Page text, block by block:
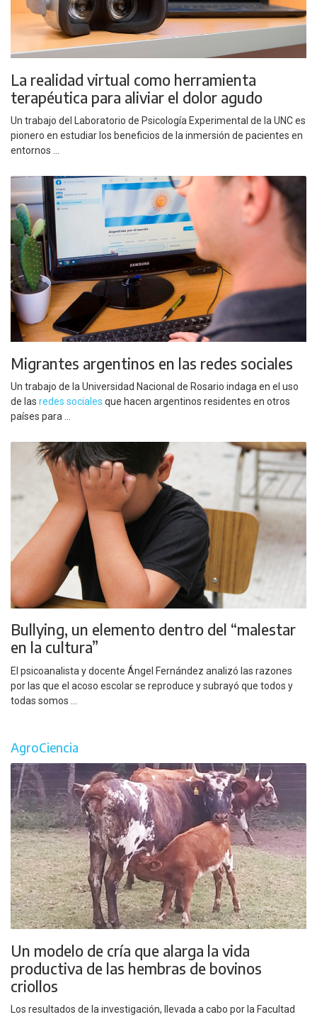
La realidad virtual como herramienta
terapéutica para aliviar el dolor agudo
Un trabajo del Laboratorio de Psicología Experimental de la UNC es
pionero en estudiar los beneficios de la inmersión de pacientes en
entornos ...
Migrantes argentinos en las redes sociales
Un trabajo de la Universidad Nacional de Rosario indaga en el uso
de las redes sociales que hacen argentinos residentes en otros
países para ...
Bullying, un elemento dentro del “malestar
en la cultura”
El psicoanalista y docente Ángel Fernández analizó las razones
por las que el acoso escolar se reproduce y subrayó que todos y
todas somos ...
AgroCiencia
Un modelo de cría que alarga la vida
productiva de las hembras de bovinos
criollos
Los resultados de la investigación, llevada a cabo por la Facultad